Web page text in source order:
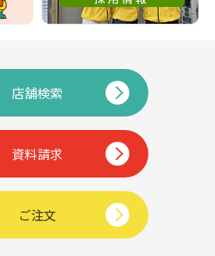
店舗検索
資料請求
ご注文